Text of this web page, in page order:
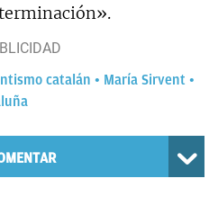
catalán
María Sirvent